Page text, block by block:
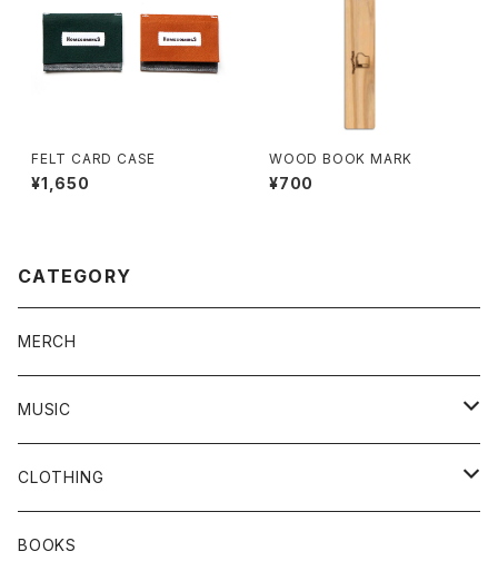
FELT CARD CASE
¥1,650
WOOD BOOK MARK
¥700
CATEGORY
MERCH
MUSIC
Vinyl
CD
CLOTHING
T-SHIRTS
BOOKS